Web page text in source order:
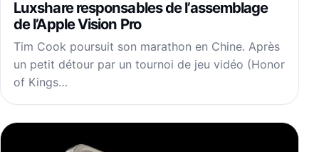
Luxshare responsables de l’assemblage
de l’Apple Vision Pro
Tim Cook poursuit son marathon en Chine. Après
un petit détour par un tournoi de jeu vidéo (Honor
of Kings…